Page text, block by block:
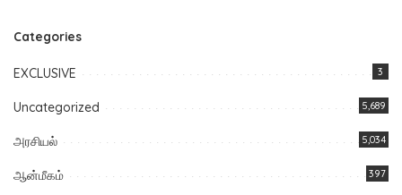
Categories
EXCLUSIVE 3
Uncategorized 5,689
அரசியல் 5,034
ஆன்மீகம் 397